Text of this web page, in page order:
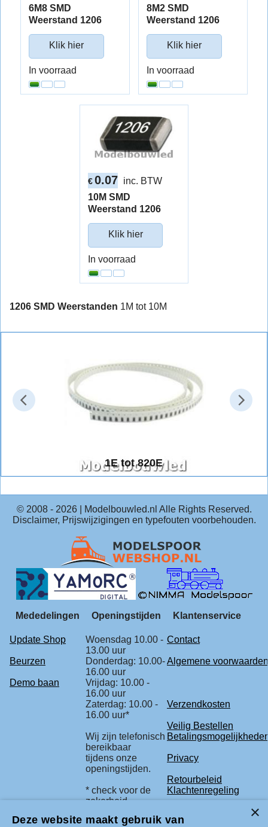
6M8 SMD
Weerstand 1206
Klik hier
In voorraad
8M2 SMD
Weerstand 1206
Klik hier
In voorraad
€ 0.07
inc. BTW
10M SMD
Weerstand 1206
Klik hier
In voorraad
1206 SMD Weerstanden 1M tot 10M
1E tot 820E
© 2008 - 2026| Modelbouwled.nl Alle Rights Reserved.
Disclaimer, Prijswijzigingen en typefouten voorbehouden.
Mededelingen Openingstijden Klantenservice
Update Shop
Woensdag 10.00 -
13.00 uur
Contact
Beurzen
Donderdag: 10.00-
16.00 uur
Algemene voorwaarden
Demo baan
Vrijdag: 10.00 -
16.00 uur
Zaterdag: 10.00 -
16.00 uur*
Verzendkosten
Veilig Bestellen
Wij zijn telefonisch
bereikbaar
tijdens onze
openingstijden.
Privacy
Retourbeleid
* check voor de
zekerheid
Klachtenregeling
agenda.
Deze website maakt gebruik van